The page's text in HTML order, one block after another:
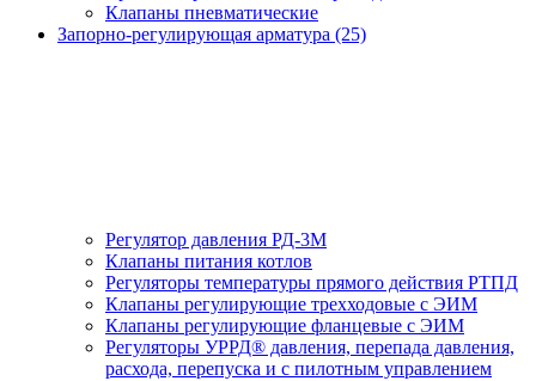
Клапаны пневматические
Запорно-регулирующая арматура (25)
Регулятор давления РД-3М
Клапаны питания котлов
Регуляторы температуры прямого действия РТПД
Клапаны регулирующие трехходовые с ЭИМ
Клапаны регулирующие фланцевые с ЭИМ
Регуляторы УРРД® давления, перепада давления,
расхода, перепуска и с пилотным управлением